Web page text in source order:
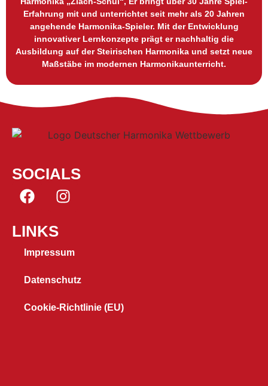
Erfahrung mit und unterrichtet seit mehr als 20 Jahren
angehende Harmonika-Spieler. Mit der Entwicklung
innovativer Lernkonzepte prägt er nachhaltig die
Ausbildung auf der Steirischen Harmonika und setzt neue
Maßstäbe im modernen Harmonikaunterricht.
SOCIALS
LINKS
Impressum
Datenschutz
Cookie-Richtlinie (EU)